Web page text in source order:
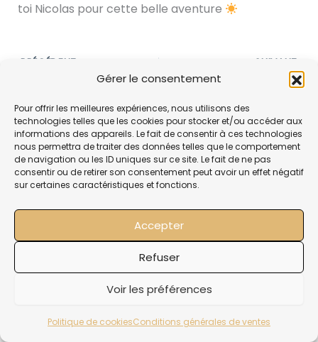
Gérer le consentement
Pour offrir les meilleures expériences, nous utilisons des
technologies telles que les cookies pour stocker et/ou accéder aux
informations des appareils. Le fait de consentir à ces technologies
nous permettra de traiter des données telles que le comportement
de navigation ou les ID uniques sur ce site. Le fait de ne pas
consentir ou de retirer son consentement peut avoir un effet négatif
sur certaines caractéristiques et fonctions.
Accepter
Refuser
Voir les préférences
Politique de cookiesConditions générales de ventes
toi Nicolas pour cette belle aventure
PRÉCÉDENT SUIVANT
Mentions légales
Politique de confidentialité
Copyright 2024 Nicolas Duval